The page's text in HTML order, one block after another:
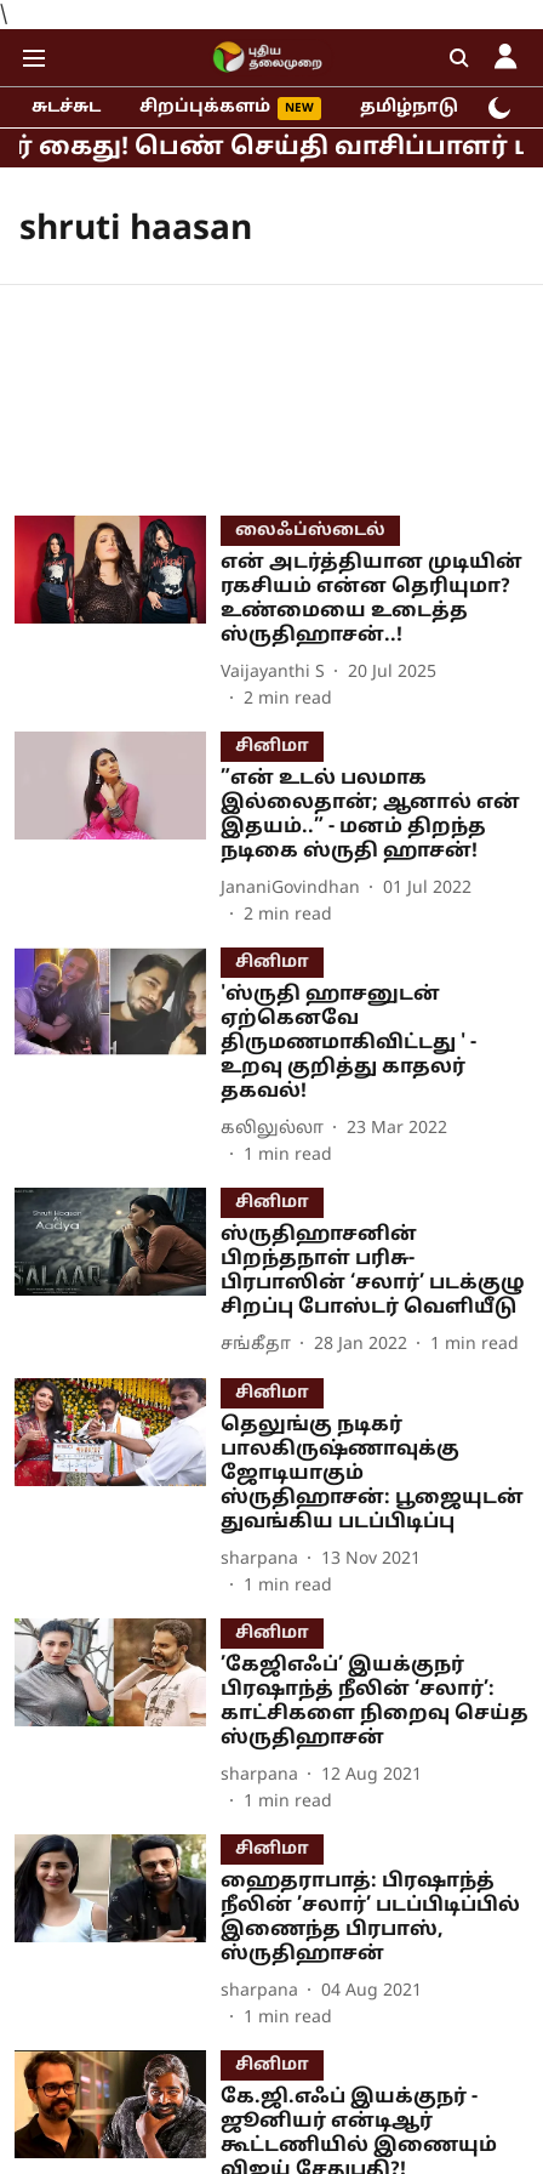
\
சுடச்சுட சிறப்புக்களம் தமிழ்நாடு
கைது! பெண் செய்தி வாசிப்பாளர்
shruti haasan
லைஃப்ஸ்டைல்
என் அடர்த்தியான முடியின்
ரகசியம் என்ன தெரியுமா?
உண்மையை உடைத்த
ஸ்ருதிஹாசன்..!
Vaijayanthi S
20 Jul 2025
2 min read
சினிமா
”என் உடல் பலமாக
இல்லைதான்; ஆனால் என்
இதயம்..” - மனம் திறந்த
நடிகை ஸ்ருதி ஹாசன்!
JananiGovindhan
01 Jul 2022
2 min read
சினிமா
'ஸ்ருதி ஹாசனுடன்
ஏற்கெனவே
திருமணமாகிவிட்டது ' -
உறவு குறித்து காதலர்
தகவல்!
கலிலுல்லா
23 Mar 2022
1 min read
சினிமா
ஸ்ருதிஹாசனின்
பிறந்தநாள் பரிசு-
பிரபாஸின் ‘சலார்’ படக்குழு
சிறப்பு போஸ்டர் வெளியீடு
சங்கீதா 28 Jan 2022 1 min read
சினிமா
தெலுங்கு நடிகர்
பாலகிருஷ்ணாவுக்கு
ஜோடியாகும்
ஸ்ருதிஹாசன்: பூஜையுடன்
துவங்கிய படப்பிடிப்பு
sharpana
13 Nov 2021
1 min read
சினிமா
’கேஜிஎஃப்’ இயக்குநர்
பிரஷாந்த் நீலின் ‘சலார்’:
காட்சிகளை நிறைவு செய்த
ஸ்ருதிஹாசன்
sharpana
12 Aug 2021
1 min read
சினிமா
ஹைதராபாத்: பிரஷாந்த்
நீலின் ’சலார்’ படப்பிடிப்பில்
இணைந்த பிரபாஸ்,
ஸ்ருதிஹாசன்
sharpana
04 Aug 2021
1 min read
சினிமா
கே.ஜி.எஃப் இயக்குநர் -
ஜூனியர் என்டிஆர்
கூட்டணியில் இணையும்